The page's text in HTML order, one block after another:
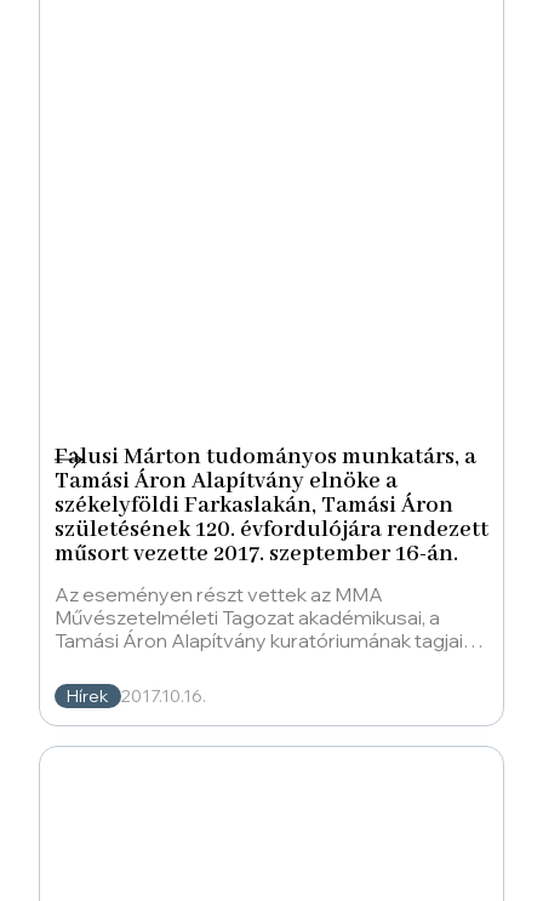
Falusi Márton tudományos munkatárs, a
Tamási Áron Alapítvány elnöke a
székelyföldi Farkaslakán, Tamási Áron
születésének 120. évfordulójára rendezett
műsort vezette 2017. szeptember 16-án.
Az eseményen részt vettek az MMA
Művészetelméleti Tagozat akadémikusai, a
Tamási Áron Alapítvány kuratóriumának tagjai
Hírek 2017.10.16.